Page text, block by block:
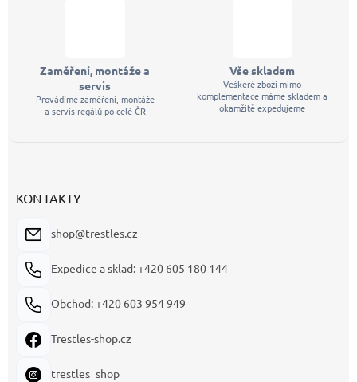
Zaměření, montáže a
servis
Provádíme zaměření, montáže
a servis regálů po celé ČR
Vše skladem
Veškeré zboží mimo
komplementace máme skladem a
okamžitě expedujeme
KONTAKTY
shop@trestles.cz
Expedice a sklad: +420 605 180 144
Obchod: +420 603 954 949
Trestles-shop.cz
trestles_shop